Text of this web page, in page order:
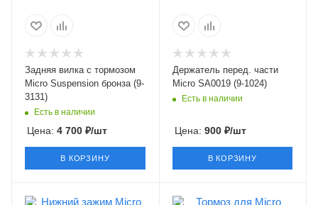
Задняя вилка с тормозом
Micro Suspension бронза (9-
3131)
Есть в наличии
Цена: 4 700 ₽/шт
В КОРЗИНУ
Держатель перед. части
Micro SA0019 (9-1024)
Есть в наличии
Цена: 900₽/шт
В КОРЗИНУ